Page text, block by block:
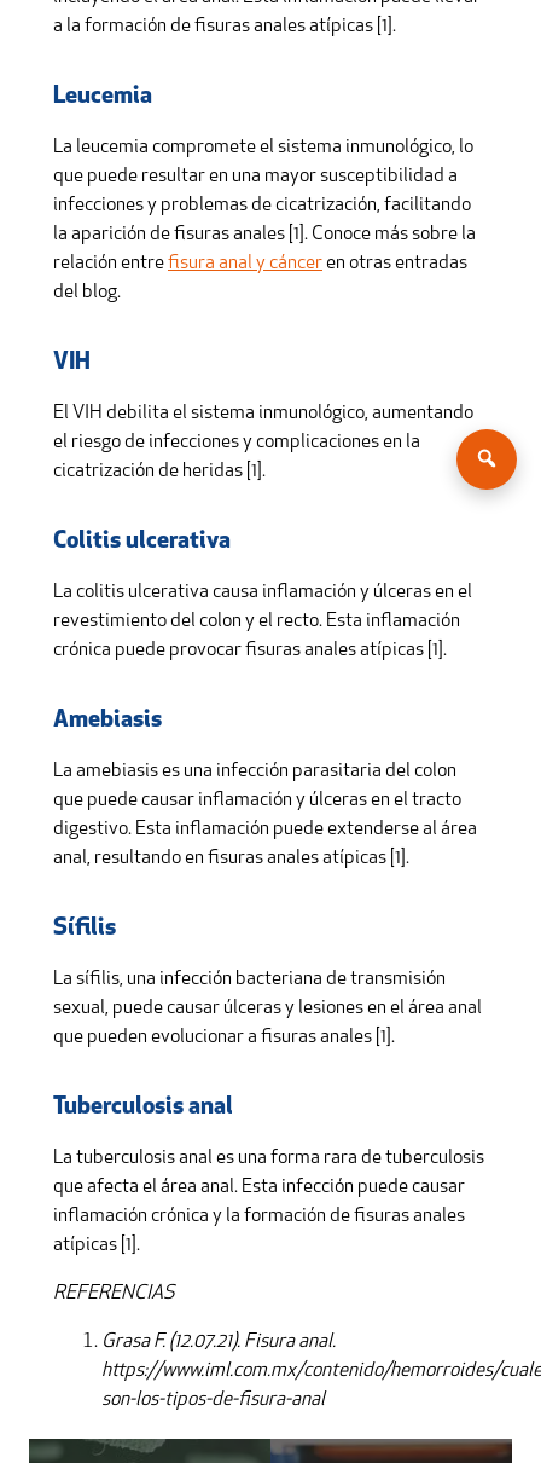
a la formación de fisuras anales atípicas [1].
Leucemia
La leucemia compromete el sistema inmunológico, lo
que puede resultar en una mayor susceptibilidad a
infecciones y problemas de cicatrización, facilitando
la aparición de fisuras anales [1]. Conoce más sobre la
relación entrefisura anal y cánceren otras entradas
del blog.
VIH
El VIH debilita el sistema inmunológico, aumentando
el riesgo de infecciones y complicaciones en la
cicatrización de heridas [1].
Colitis ulcerativa
La colitis ulcerativa causa inflamación y úlceras en el
revestimiento del colon y el recto. Esta inflamación
crónica puede provocar fisuras anales atípicas [1].
Amebiasis
La amebiasis es una infección parasitaria del colon
que puede causar inflamación y úlceras en el tracto
digestivo. Esta inflamación puede extenderse al área
anal, resultando en fisuras anales atípicas [1].
Sífilis
La sífilis, una infección bacteriana de transmisión
sexual, puede causar úlceras y lesiones en el área anal
que pueden evolucionar a fisuras anales [1].
Tuberculosis anal
La tuberculosis anal es una forma rara de tuberculosis
que afecta el área anal. Esta infección puede causar
inflamación crónica y la formación de fisuras anales
atípicas [1].
REFERENCIAS
Grasa F. (12.07.21). Fisura anal.
https://www.iml.com.mx/contenido/hemorroides/
son-los-tipos-de-fisura-anal